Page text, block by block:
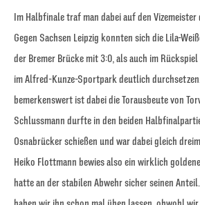
Im Halbfinale traf man dabei auf den Vizemeister
Gegen Sachsen Leipzig konnten sich die Lila-
der Bremer Brücke mit 3:0, als auch im
im Alfred-Kunze-Sportpark deutlich
bemerkenswert ist dabei die Torausbeute von
Schlussmann durfte in den beiden
Osnabrücker schießen und war dabei gleich
Heiko Flottmann bewies also ein wirklich
hatte an der stabilen Abwehr sicher seinen